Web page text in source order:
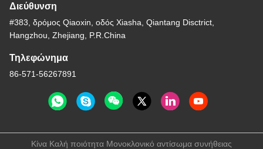
Διεύθυνση
#383, δρόμος Qiaoxin, οδός Xiasha, Qiantang Disctrict,
Hangzhou, Zhejiang, P.R.China
Τηλεφώνημα
86-571-56267891
Κίνα Καλή ποιότητα Μονοκλονικό αντίσωμα συνήθειας